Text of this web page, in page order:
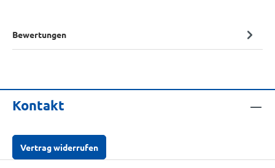
Bewertungen
Kontakt
Vertrag widerrufen